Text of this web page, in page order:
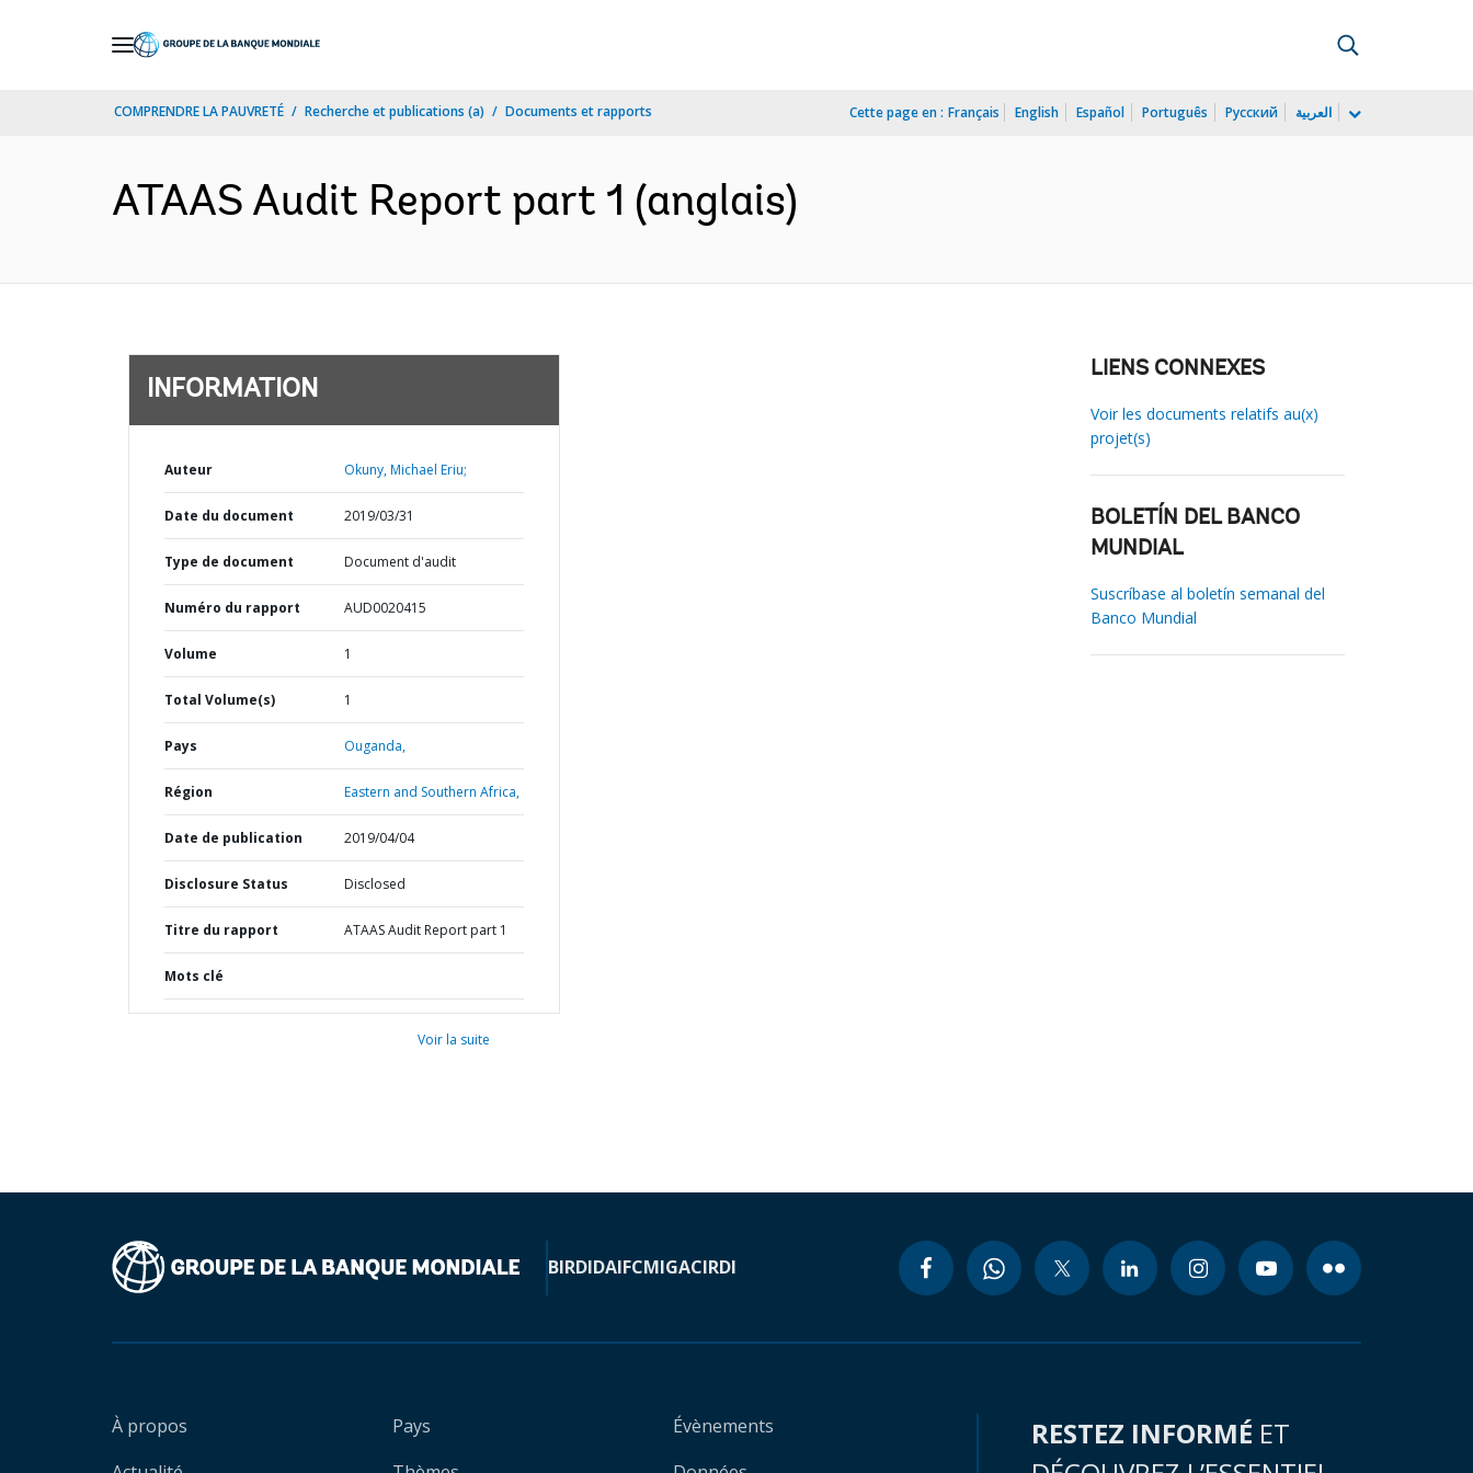
COMPRENDRE LA PAUVRETÉ Recherche et publications (a) Documents et rapports Cette page en : Français English Español Português Русский العربية
ATAAS Audit Report part 1 (anglais)
INFORMATION
Auteur Okuny, Michael Eriu;
Date du document 2019/03/31
Type de document Document d'audit
Numéro du rapport AUD0020415
Volume 1
Total Volume(s) 1
Pays Ouganda,
Région Eastern and Southern Africa,
Date de publication 2019/04/04
Disclosure Status Disclosed
Titre du rapport ATAAS Audit Report part 1
Mots clé
Voir la suite
LIENS CONNEXES
Voir les documents relatifs au(x)
projet(s)
BOLETÍN DEL BANCO
MUNDIAL
Suscríbase al boletín semanal del
Banco Mundial
BIRDIDAIFCMIGACIRDI
À propos
Pays
Évènements
RESTEZ INFORMÉ ET